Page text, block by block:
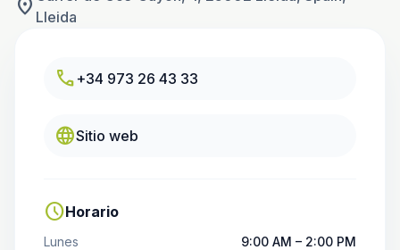
location_on Lleida
call +34 973 26 43 33
languageSitio web
scheduleHorario
Lunes
9:00 AM – 2:00 PM